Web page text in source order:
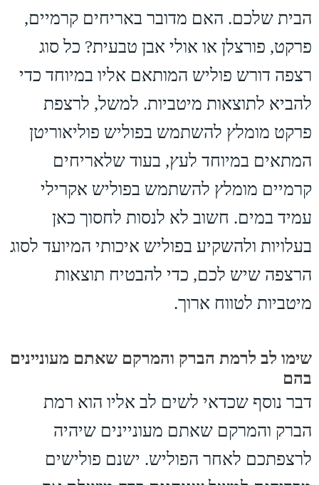
הבית שלכם. האם מדובר באריחים קרמיים,
פרקט, פורצלן או אולי אבן טבעית? כל סוג
רצפה דורש פוליש המותאם אליו במיוחד כדי
להביא לתוצאות מיטביות. למשל, לרצפת
פרקט מומלץ להשתמש בפוליש פוליאוריטן
המתאים במיוחד לעץ, בעוד שלאריחים
קרמיים מומלץ להשתמש בפוליש אקרילי
עמיד במים. חשוב לא לנסות לחסוך כאן
בעלויות ולהשקיע בפוליש איכותי המיועד לסוג
הרצפה שיש לכם, כדי להבטיח תוצאות
מיטביות לטווח ארוך.
שימו לב לרמת הברק והמרקם שאתם מעוניינים
בהם
דבר נוסף שכדאי לשים לב אליו הוא רמת
הברק והמרקם שאתם מעוניינים שיהיה
לרצפתכם לאחר הפוליש. ישנם פולישים